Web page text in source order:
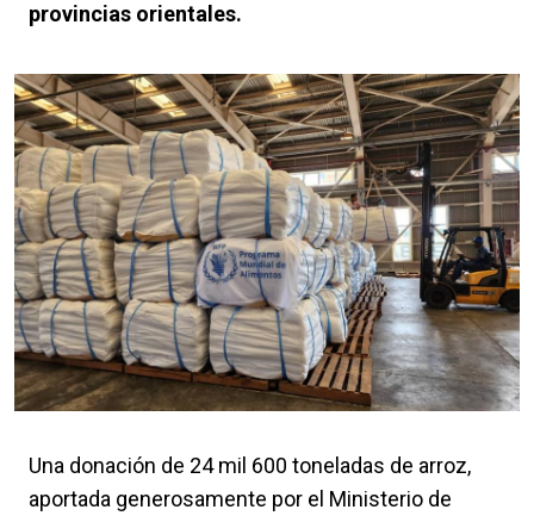
provincias orientales.
Una donación de 24 mil 600 toneladas de arroz,
aportada generosamente por el Ministerio de